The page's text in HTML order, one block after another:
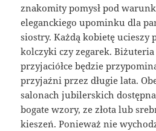
znakomity pomysł pod
eleganckiego upominku dla
siostry. Każdą kobietę ucieszy
kolczyki czy zegarek.
przyjaciółce będzie
przyjaźni przez długie lata.
salonach jubilerskich
bogate wzory, ze złota lub
kieszeń. Ponieważ nie